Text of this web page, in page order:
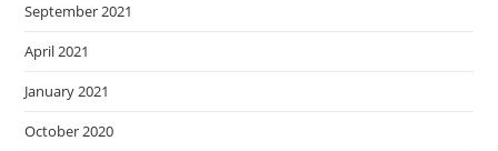
September 2021
April 2021
January 2021
October 2020